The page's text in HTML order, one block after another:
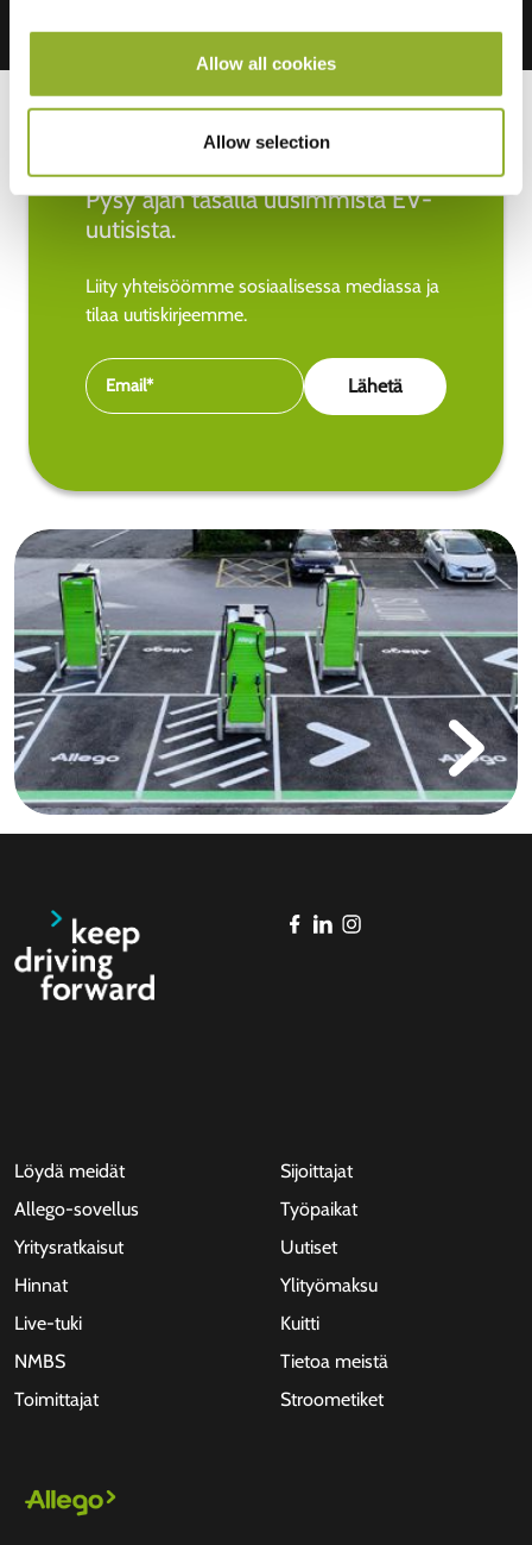
Allow all cookies
Allow selection
Pysy ajan tasalla uusimmista EV-
uutisista.
Liity yhteisöömme sosiaalisessa mediassa ja
tilaa uutiskirjeemme.
Löydä meidät
Allego-sovellus
Yritysratkaisut
Hinnat
Live-tuki
NMBS
Toimittajat
Sijoittajat
Työpaikat
Uutiset
Ylityömaksu
Kuitti
Tietoa meistä
Stroometiket